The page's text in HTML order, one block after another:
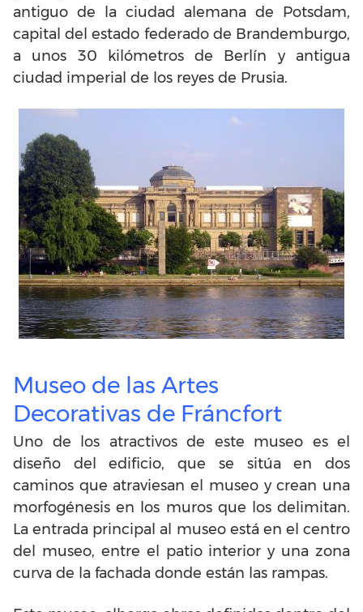
antiguo de la ciudad alemana de Potsdam,
capital del estado federado de Brandemburgo,
a unos 30 kilómetros de Berlín y antigua
ciudad imperial de los reyes de Prusia.
Museo de las Artes
Decorativas de Fráncfort
Uno de los atractivos de este museo es el
diseño del edificio, que se sitúa en dos
caminos que atraviesan el museo y crean una
morfogénesis en los muros que los delimitan.
La entrada principal al museo está en el centro
del museo, entre el patio interior y una zona
curva de la fachada donde están las rampas.